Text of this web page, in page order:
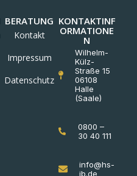
BERATUNG
Kontakt
Impressum
Datenschutz
KONTAKTINF
ORMATIONE
N
Wilhelm-
Külz-
Straße 15
06108
Halle
(Saale)
0800 –
30 40 111
info@hs-
ib.de